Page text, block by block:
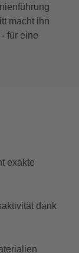
macht ihn
für eine
exakte
dank